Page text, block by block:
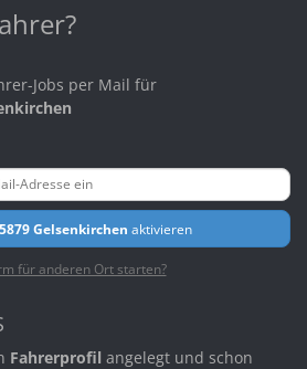
Jobs per Mail für
Gelsenkirchen aktivieren
für anderen Ort starten?
Fahrerprofil angelegt und schon